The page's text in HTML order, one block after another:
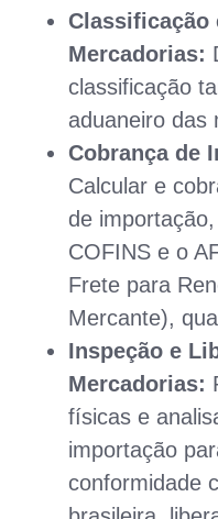
Classificação
Mercadorias:
classificação
aduaneiro das
Cobrança de
Calcular e
de
COFINS e o
Frete para
Mercante),
Inspeção e
Mercadorias:
físicas e
importação
conformidade